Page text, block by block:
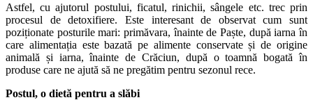
Astfel, cu ajutorul postului, ficatul, rinichii, sângele etc. trec prin
procesul de detoxifiere. Este interesant de observat cum sunt
poziționate posturile mari: primăvara, înainte de Paște, după iarna în
care alimentația este bazată pe alimente conservate și de origine
animală și iarna, înainte de Crăciun, după o toamnă bogată în
produse care ne ajută să ne pregătim pentru sezonul rece.
Postul, o dietă pentru a slăbi